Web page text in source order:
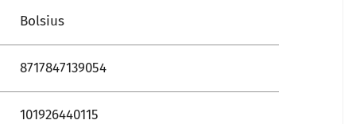
Bolsius
8717847139054
101926440115